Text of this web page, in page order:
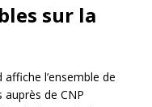
sur la
l’ensemble de
auprès de CNP